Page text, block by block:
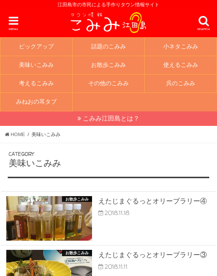
江田島市の市民による手作りタウン情報サイト
search
menu
ピックアップ 話題のこみみ 小ネタこみみ
美味いこみみ お散歩こみみ 使えるこみみ
考えるこみみ その他のこみみ 呉のこみみ
みねおの耳タブ
こみみ江田島とは？
HOME 美味いこみみ
CATEGORY
美味いこみみ
お散歩こみみ
えたじまぐるっとオリーブラリー④
2018.11.18
お散歩こみみ
えたじまぐるっとオリーブラリー③
2018.11.11